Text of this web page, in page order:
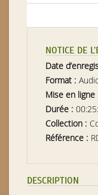
NOTICE DE
Date
Format :
Mise en ligne
Durée :
Collection :
Référence :
DESCRIPTION